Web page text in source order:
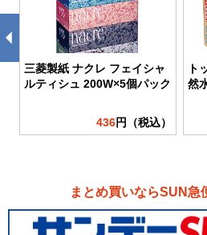
三菱製紙 ナクレ フェイシャ
ルティシュ 200W×5個パック
436円（税込）
ト
然
まとめ買いならSUN急